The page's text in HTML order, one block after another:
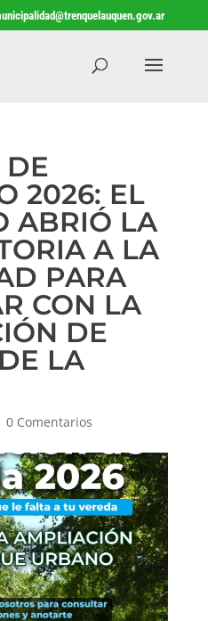
2026: EL
ABRIÓ LA
A LA
PARA
CON LA
DE
LA
0 Comentarios